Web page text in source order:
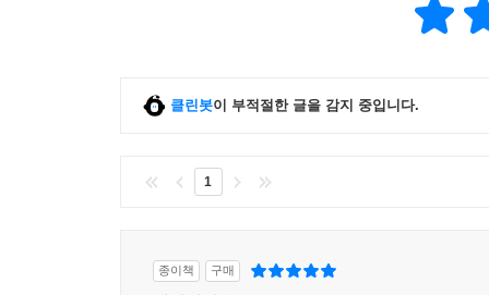
클린봇이 부적절한 글을 감지 중입니다.
1
종이책 구매